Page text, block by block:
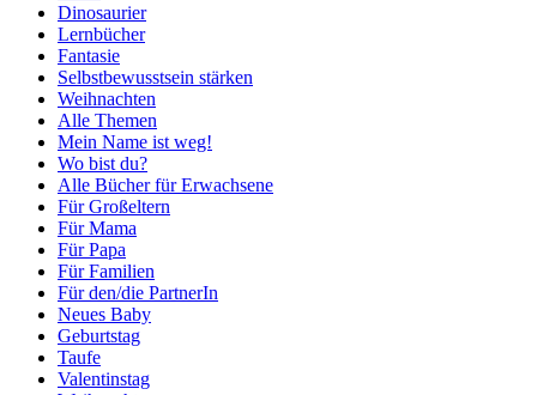
Dinosaurier
Lernbücher
Fantasie
Selbstbewusstsein stärken
Weihnachten
Alle Themen
Mein Name ist weg!
Wo bist du?
Alle Bücher für Erwachsene
Für Großeltern
Für Mama
Für Papa
Für Familien
Für den/die PartnerIn
Neues Baby
Geburtstag
Taufe
Valentinstag